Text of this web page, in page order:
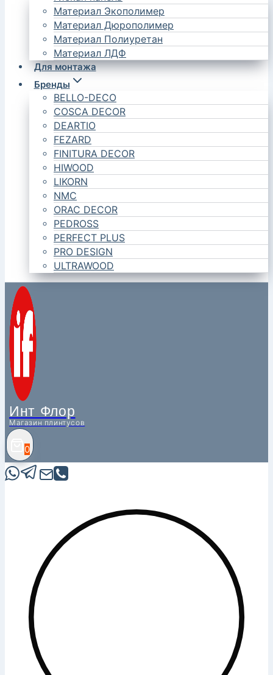
Материал Экополимер
Материал Дюрополимер
Материал Полиуретан
Материал ЛДФ
Для монтажа
Бренды
BELLO-DECO
COSCA DECOR
DEARTIO
FEZARD
FINITURA DECOR
HIWOOD
LIKORN
NMC
ORAC DECOR
PEDROSS
PERFECT PLUS
PRO DESIGN
ULTRAWOOD
Инт Флор
Магазин плинтусов
0